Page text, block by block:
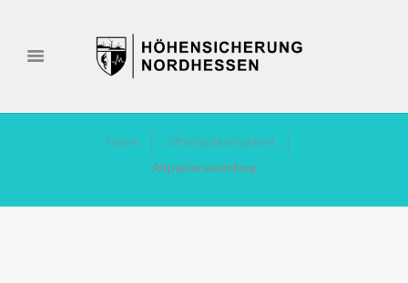
Home
Öffentlichkeitsarbeit
Altpapiersammlung